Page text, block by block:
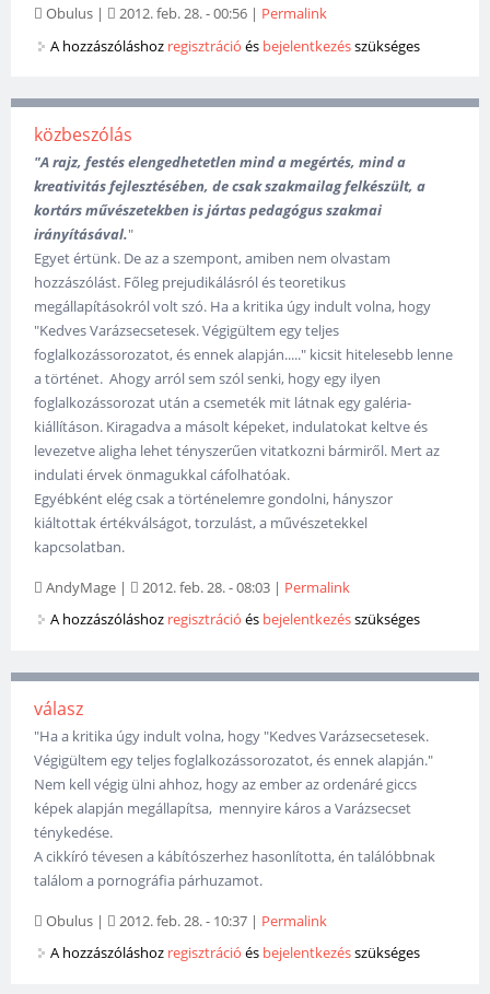
Obulus | 2012. feb. 28. - 00:56 | Permalink
A hozzászóláshoz regisztráció és bejelentkezésszükséges
közbeszólás
"A rajz, festés elengedhetetlen mind a megértés, mind a
kreativitás fejlesztésében, de csak szakmailag felkészült, a
kortárs művészetekben is jártas pedagógus szakmai
irányításával."
Egyet értünk. De az a szempont, amiben nem olvastam
hozzászólást. Főleg prejudikálásról és teoretikus
megállapításokról volt szó. Ha a kritika úgy indult volna, hogy
"Kedves Varázsecsetesek. Végigültem egy teljes
foglalkozássorozatot, és ennek alapján....." kicsit hitelesebb lenne
a történet. Ahogy arról sem szól senki, hogy egy ilyen
foglalkozássorozat után a csemeték mit látnak egy galéria-
kiállításon. Kiragadva a másolt képeket, indulatokat keltve és
levezetve aligha lehet tényszerűen vitatkozni bármiről. Mert az
indulati érvek önmagukkal cáfolhatóak.
Egyébként elég csak a történelemre gondolni, hányszor
kiáltottak értékválságot, torzulást, a művészetekkel
kapcsolatban.
AndyMage | 2012. feb. 28. - 08:03 | Permalink
A hozzászóláshoz regisztráció és bejelentkezésszükséges
válasz
"Ha a kritika úgy indult volna, hogy "Kedves Varázsecsetesek.
Végigültem egy teljes foglalkozássorozatot, és ennek alapján."
Nem kell végig ülni ahhoz, hogy az ember az ordenáré giccs
képek alapján megállapítsa, mennyire káros a Varázsecset
ténykedése.
A cikkíró tévesen a kábítószerhez hasonlította, én találóbbnak
találom a pornográfia párhuzamot.
Obulus | 2012. feb. 28. - 10:37 | Permalink
A hozzászóláshoz regisztráció és bejelentkezésszükséges